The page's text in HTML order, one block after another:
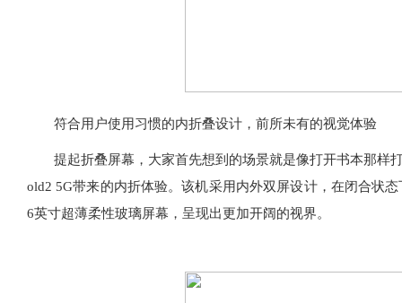
符合用户使用习惯的内折叠设计，前所未有的视觉体验
提起折叠屏幕，大家首先想到的场景就是像打开书本那样
old2 5G带来的内折体验。该机采用内外双屏设计，在闭合状
6英寸超薄柔性玻璃屏幕，呈现出更加开阔的视界。